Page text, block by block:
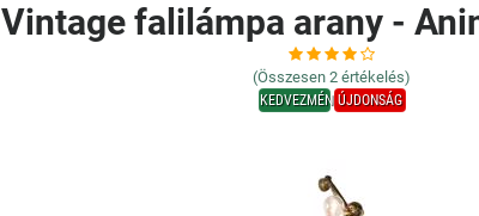
Vintage falilámpa arany -
(Összesen 2 értékelés)
KEDVEZMÉNYÚJDONSÁG